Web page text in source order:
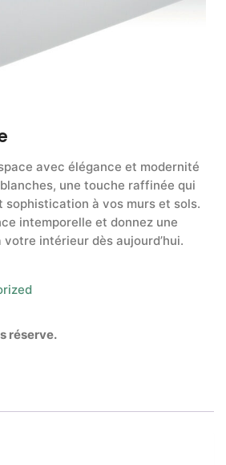
avec élégance et modernité
une touche raffinée qui
sophistication à vos murs et sols.
intemporelle et donnez une
intérieur dès aujourd’hui.
réserve.